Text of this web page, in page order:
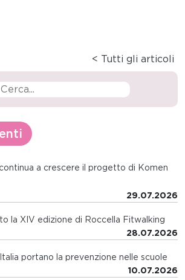
< Tutti gli articoli
a crescere il progetto di Komen
29.07.2026
la XIV edizione di Roccella Fitwalking
28.07.2026
portano la prevenzione nelle scuole
10.07.2026